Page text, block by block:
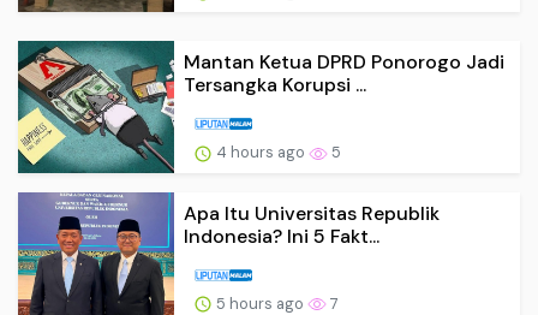
Mantan Ketua DPRD Ponorogo Jadi
Tersangka Korupsi ...
4 hours ago 5
Apa Itu Universitas Republik
Indonesia? Ini 5 Fakt...
5 hours ago 7